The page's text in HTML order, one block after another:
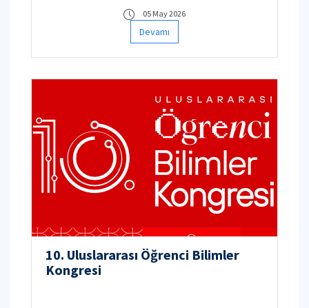
05 May 2026
Devamı
10. Uluslararası Öğrenci Bilimler
Kongresi